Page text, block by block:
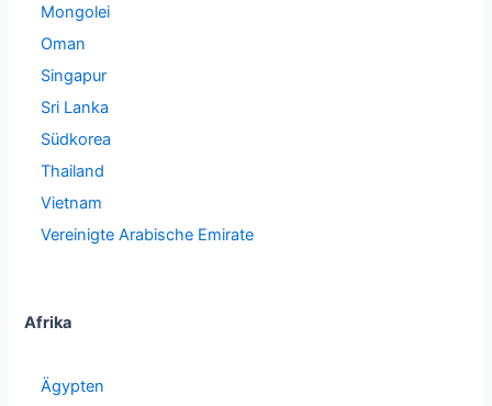
Mongolei
Oman
Singapur
Sri Lanka
Südkorea
Thailand
Vietnam
Vereinigte Arabische Emirate
Afrika
Ägypten